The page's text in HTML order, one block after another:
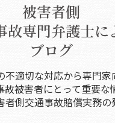
被害者側
故専門弁護士に
ブログ
不適切な対応から専門家
故被害者にとって重要な
者側交通事故賠償実務の